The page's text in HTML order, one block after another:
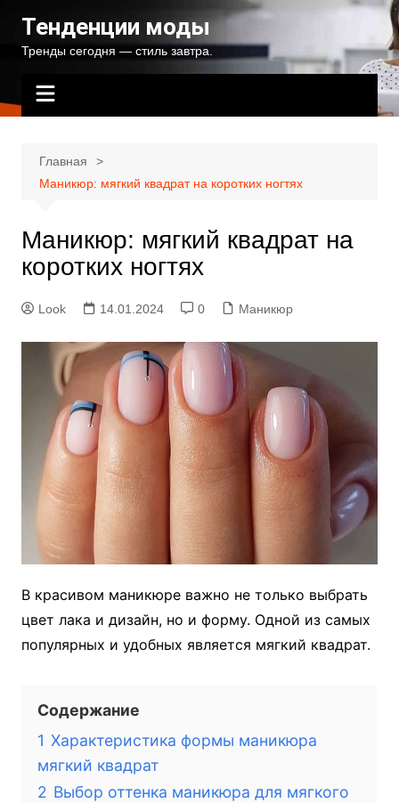
содержимому
Тенденции моды
Тренды сегодня — стиль завтра.
Главная
Маникюр: мягкий квадрат на коротких ногтях
Маникюр: мягкий квадрат на
коротких ногтях
Look 14.01.2024 0 Маникюр
В красивом маникюре важно не только выбрать
цвет лака и дизайн, но и форму. Одной из самых
популярных и удобных является мягкий квадрат.
Содержание
1 Характеристика формы маникюра
мягкий квадрат
2 Выбор оттенка маникюра для мягкого